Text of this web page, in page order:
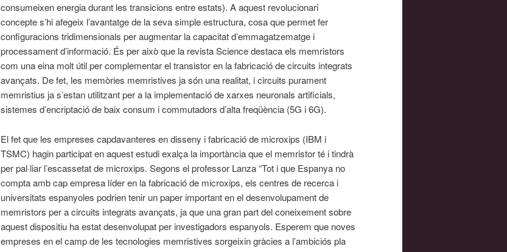
consumeixen energia durant les transicions entre estats). A aquest revolucionari
concepte s’hi afegeix l’avantatge de la seva simple estructura, cosa que permet fer
configuracions tridimensionals per augmentar la capacitat d’emmagatzematge i
processament d’informació. És per això que la revista Science destaca els memristors
com una eina molt útil per complementar el transistor en la fabricació de circuits integrats
avançats. De fet, les memòries memristives ja són una realitat, i circuits purament
memristius ja s’estan utilitzant per a la implementació de xarxes neuronals artificials,
sistemes d’encriptació de baix consum i commutadors d’alta freqüència (5G i 6G).
El fet que les empreses capdavanteres en disseny i fabricació de microxips (IBM i
TSMC) hagin participat en aquest estudi exalça la importància que el memristor té i tindrà
per pal·liar l’escassetat de microxips. Segons el professor Lanza “Tot i que Espanya no
compta amb cap empresa líder en la fabricació de microxips, els centres de recerca i
universitats espanyoles podrien tenir un paper important en el desenvolupament de
memristors per a circuits integrats avançats, ja que una gran part del coneixement sobre
aquest dispositiu ha estat desenvolupat per investigadors espanyols. Esperem que noves
empreses en el camp de les tecnologies memristives sorgeixin gràcies a l’ambiciós pla